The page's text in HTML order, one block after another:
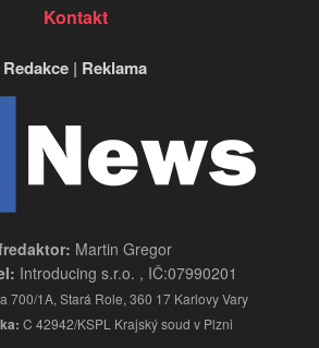
Kontakt
Redakce | Reklama
Martin Gregor
Introducing s.r.o. , IČ:07990201
700/1A, Stará Role, 360 17 Karlovy Vary
C 42942/KSPL Krajský soud v Plzni